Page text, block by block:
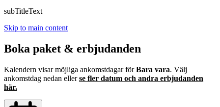
subTitleText
Skip to main content
Boka paket & erbjudanden
Kalendern visar möjliga ankomstdagar förBara vara. Välj
ankomstdag nedan ellerse fler datum och andra erbjudanden
här.